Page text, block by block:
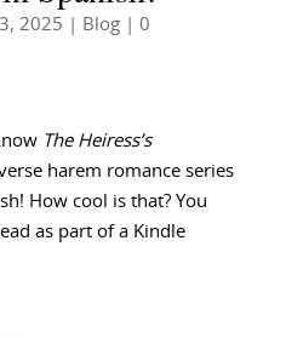
2025 Blog| 0
The Heiress’s
harem romance series
How cool is that? You
as part of a Kindle